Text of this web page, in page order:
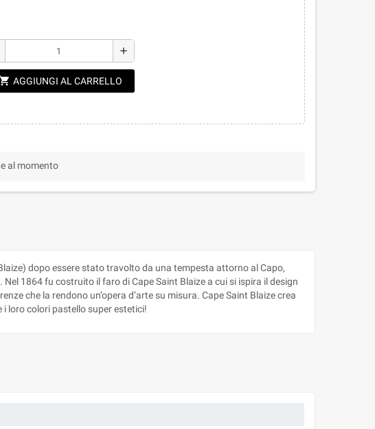
add
AGGIUNGI AL CARRELLO
al momento
dopo essere stato travolto da una tempesta attorno al Capo,
1864 fu costruito il faro di Cape Saint Blaize a cui si ispira il design
che la rendono un’opera d’arte su misura. Cape Saint Blaize crea
i loro colori pastello super estetici!